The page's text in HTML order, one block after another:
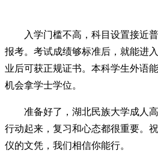
入学门槛不高，科目设置接近
报考。考试成绩够标准后，就能进
业后可获正规证书。本科学生外语
机会拿学士学位。
准备好了，湖北民族大学成人
行动起来，复习和心态都很重要。
仪的文凭，我们相信你能行。